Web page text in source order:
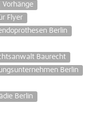
Vorhänge
Flyer
Berlin
Baurecht
Berlin
Berlin